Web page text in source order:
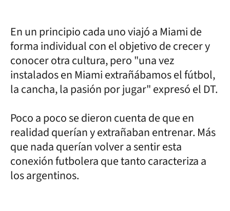
En un principio cada uno viajó a Miami de
forma individual con el objetivo de crecer y
conocer otra cultura, pero "una vez
instalados en Miami extrañábamos el fútbol,
la cancha, la pasión por jugar" expresó el DT.
Poco a poco se dieron cuenta de que en
realidad querían y extrañaban entrenar. Más
que nada querían volver a sentir esta
conexión futbolera que tanto caracteriza a
los argentinos.